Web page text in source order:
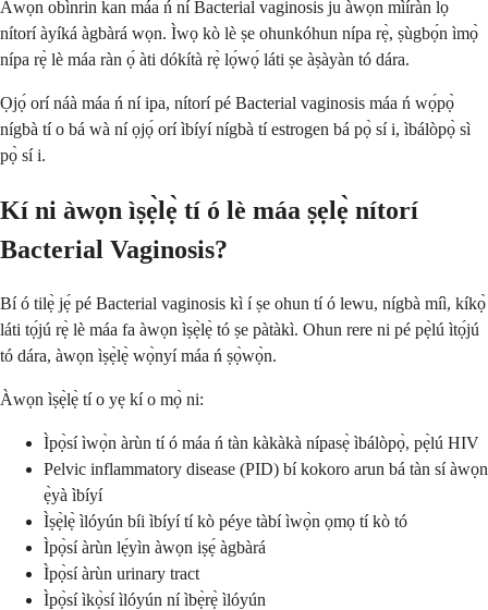
Àwọn obìnrin kan máa ń ní Bacterial vaginosis ju àwọn mìíràn lọ
nítorí àyíká àgbàrá wọn. Ìwọ kò lè ṣe ohunkóhun nípa rẹ̀, ṣùgbọ́n ìmọ̀
nípa rẹ̀ lè máa ràn ọ́ àti dókítà rẹ̀ lọ́wọ́ láti ṣe àṣàyàn tó dára.
Ọjọ́ orí náà máa ń ní ipa, nítorí pé Bacterial vaginosis máa ń wọ́pọ̀
nígbà tí o bá wà ní ọjọ́ orí ìbíyí nígbà tí estrogen bá pọ̀ sí i, ìbálòpọ̀ sì
pọ̀ sí i.
Kí ni àwọn ìṣẹ̀lẹ̀ tí ó lè máa ṣẹlẹ̀ nítorí
Bacterial Vaginosis?
Bí ó tilẹ̀ jẹ́ pé Bacterial vaginosis kì í ṣe ohun tí ó lewu, nígbà míì, kíkọ̀
láti tọ́jú rẹ̀ lè máa fa àwọn ìṣẹ̀lẹ̀ tó ṣe pàtàkì. Ohun rere ni pé pẹ̀lú ìtọ́jú
tó dára, àwọn ìṣẹ̀lẹ̀ wọ̀nyí máa ń ṣọ̀wọ̀n.
Àwọn ìṣẹ̀lẹ̀ tí o yẹ kí o mọ̀ ni:
Ìpọ̀sí ìwọ̀n àrùn tí ó máa ń tàn kàkàkà nípasẹ̀ ìbálòpọ̀, pẹ̀lú HIV
Pelvic inflammatory disease (PID) bí kokoro arun bá tàn sí àwọn
ẹ̀yà ìbíyí
Ìṣẹ̀lẹ̀ ìlóyún bíi ìbíyí tí kò péye tàbí ìwọ̀n ọmọ tí kò tó
Ìpọ̀sí àrùn lẹ́yìn àwọn iṣẹ́ àgbàrá
Ìpọ̀sí àrùn urinary tract
Ìpọ̀sí ìkọ̀sí ìlóyún ní ìbẹ̀rẹ̀ ìlóyún